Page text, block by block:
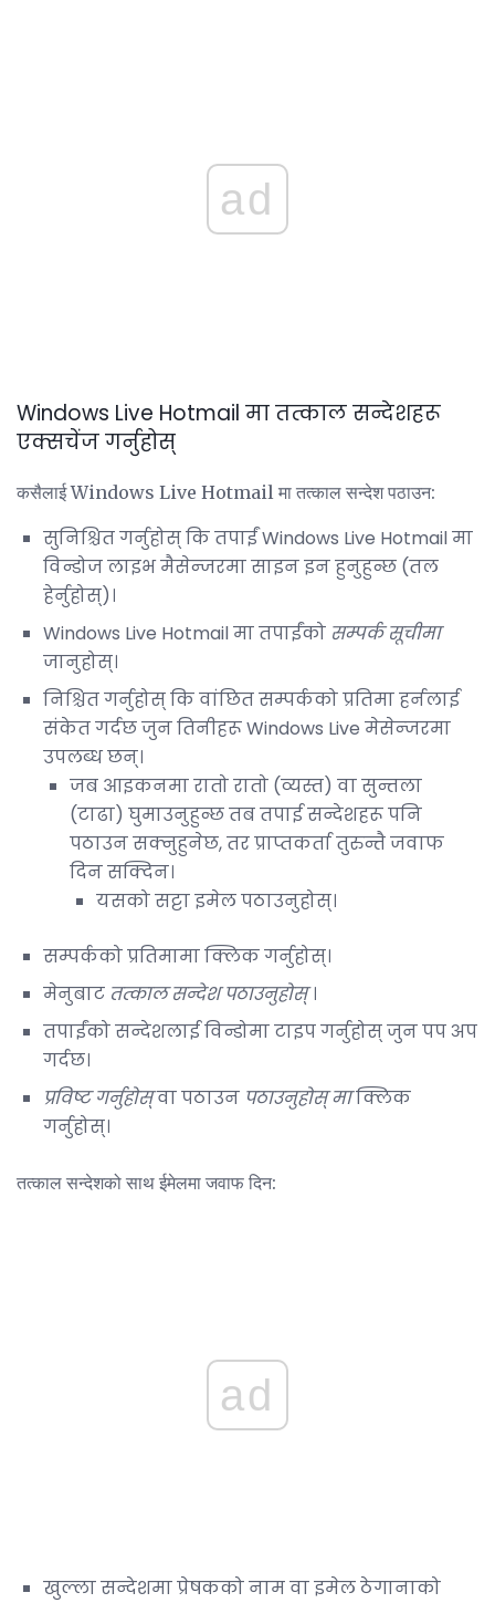
ad
Windows Live Hotmail मा तत्काल सन्देशहरू
एक्सचेंज गर्नुहोस्
कसैलाई Windows Live Hotmail मा तत्काल सन्देश पठाउन:
सुनिश्चित गर्नुहोस् कि तपाईं Windows Live Hotmail मा
विन्डोज लाइभ मैसेन्जरमा साइन इन हुनुहुन्छ (तल
हेर्नुहोस्)।
Windows Live Hotmail मा तपाईंको सम्पर्क सूचीमा
जानुहोस्।
निश्चित गर्नुहोस् कि वांछित सम्पर्कको प्रतिमा हर्नलाई
संकेत गर्दछ जुन तिनीहरू Windows Live मेसेन्जरमा
उपलब्ध छन्।
जब आइकनमा रातो रातो (व्यस्त) वा सुन्तला
(टाढा) घुमाउनुहुन्छ तब तपाई सन्देशहरू पनि
पठाउन सक्नुहुनेछ, तर प्राप्तकर्ता तुरुन्तै जवाफ
दिन सक्दिन।
यसको सट्टा इमेल पठाउनुहोस्।
सम्पर्कको प्रतिमामा क्लिक गर्नुहोस्।
मेनुबाट तत्काल सन्देश पठाउनुहोस्।
तपाईंको सन्देशलाई विन्डोमा टाइप गर्नुहोस् जुन पप अप
गर्दछ।
प्रविष्ट गर्नुहोस्वा पठाउन पठाउनुहोस् माक्लिक
गर्नुहोस्।
तत्काल सन्देशको साथ ईमेलमा जवाफ दिन:
ad
खुल्ला सन्देशमा प्रेषकको नाम वा इमेल ठेगानाको